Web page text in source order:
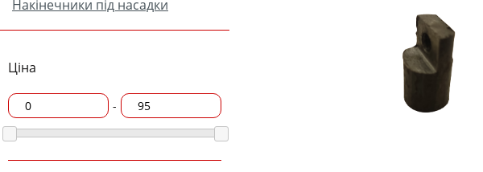
Накінечники під насадки
Ціна
-